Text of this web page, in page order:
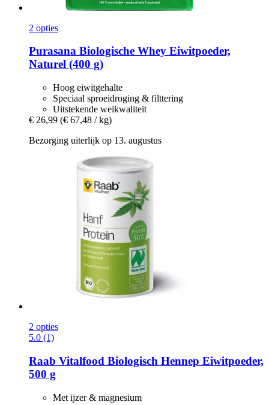
2 opties
Purasana Biologische Whey Eiwitpoeder,
Naturel (400 g)
Hoog eiwitgehalte
Speciaal sproeidroging & filttering
Uitstekende weikwaliteit
€ 26,99 (€ 67,48 / kg)
Bezorging uiterlijk op 13. augustus
2 opties
5.0 (1)
Raab Vitalfood Biologisch Hennep Eiwitpoeder,
500 g
Met ijzer & magnesium